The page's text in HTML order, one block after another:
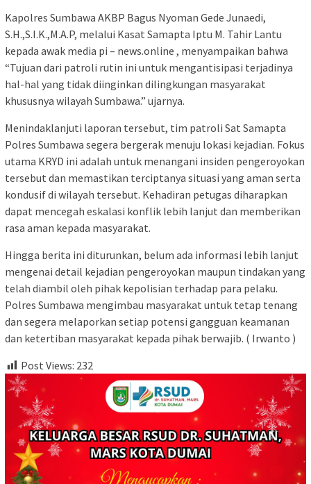
Kapolres Sumbawa AKBP Bagus Nyoman Gede Junaedi,
S.H.,S.I.K.,M.A.P, melalui Kasat Samapta Iptu M. Tahir Lantu
kepada awak media pi – news.online , menyampaikan bahwa
“Tujuan dari patroli rutin ini untuk mengantisipasi terjadinya
hal-hal yang tidak diinginkan dilingkungan masyarakat
khususnya wilayah Sumbawa.” ujarnya.
Menindaklanjuti laporan tersebut, tim patroli Sat Samapta
Polres Sumbawa segera bergerak menuju lokasi kejadian. Fokus
utama KRYD ini adalah untuk menangani insiden pengeroyokan
tersebut dan memastikan terciptanya situasi yang aman serta
kondusif di wilayah tersebut. Kehadiran petugas diharapkan
dapat mencegah eskalasi konflik lebih lanjut dan memberikan
rasa aman kepada masyarakat.
Hingga berita ini diturunkan, belum ada informasi lebih lanjut
mengenai detail kejadian pengeroyokan maupun tindakan yang
telah diambil oleh pihak kepolisian terhadap para pelaku.
Polres Sumbawa mengimbau masyarakat untuk tetap tenang
dan segera melaporkan setiap potensi gangguan keamanan
dan ketertiban masyarakat kepada pihak berwajib. ( Irwanto )
Post Views: 232